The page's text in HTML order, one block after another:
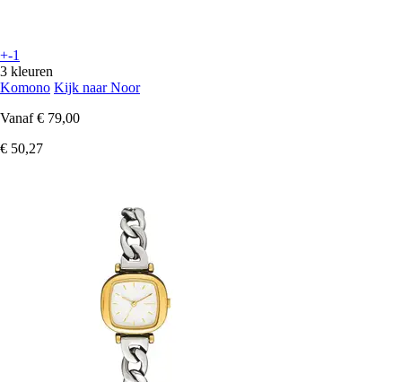
+-1
3 kleuren
Komono Kijk naar Noor
Vanaf € 79,00
€ 50,27